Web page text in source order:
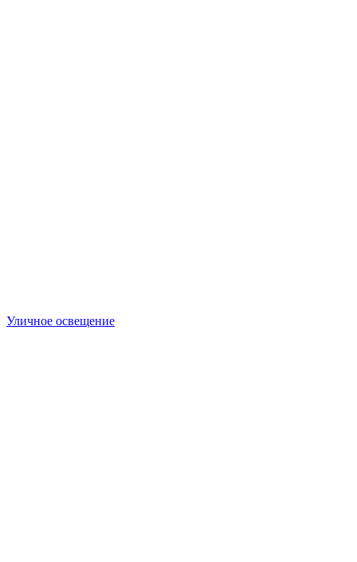
Уличное освещение